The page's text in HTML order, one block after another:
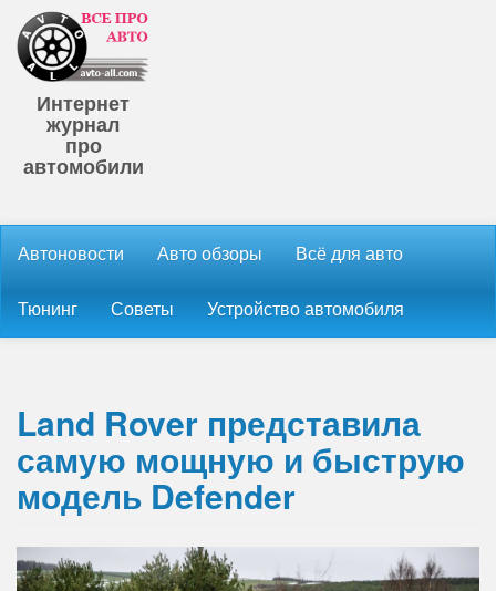
Интернет
журнал
про
автомобили
Автоновости Авто обзоры Всё для авто
Тюнинг Советы Устройство автомобиля
Land Rover представила
самую мощную и быструю
модель Defender